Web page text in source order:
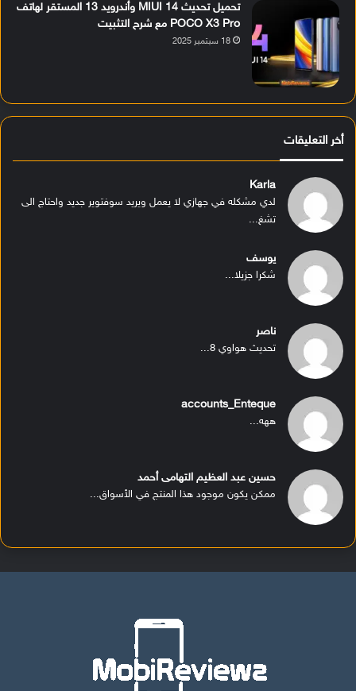
تحميل تحديث MIUI 14 وأندرويد 13 المستقر لهاتف
POCO X3 Pro مع شرح التثبيت
18 سبتمبر 2025
أخر التعليقات
Karla
لدي مشكله في جهازي لا يعمل ويريد سوفتوير جديد واحتاج الى
تشغ...
يوسف
شكرا جزيلا...
ناصر
تحديث هواوي 8...
accounts_Enteque
ههه...
حسين عبد العظيم التهامى أحمد
ممكن يكون موجود هذا المنتج في الأسواق...